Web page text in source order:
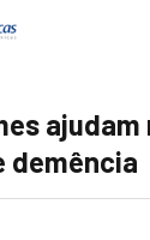
demência